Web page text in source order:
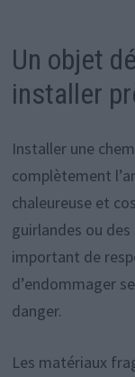
Un objet
installer
Installer une
complètement
chaleureuse et
guirlandes ou
important de
d’endommager
danger.
Les matériaux